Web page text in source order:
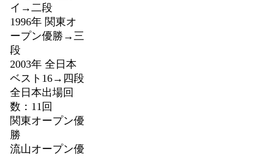
イ→二段
1996年 関東オ
ープン優勝→三
段
2003年 全日本
ベスト16→四段
全日本出場回
数：11回
関東オープン優
勝
流山オープン優